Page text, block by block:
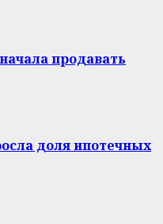
продавать
доля ипотечных